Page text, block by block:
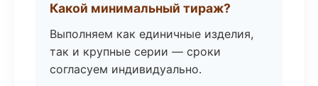
Какой минимальный тираж?
Выполняем как единичные изделия,
так и крупные серии — сроки
согласуем индивидуально.